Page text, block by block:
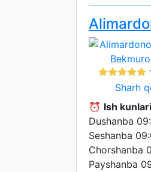
Sharh
⏰ Ish
Dushanba
Seshanba
Chorshanba
Payshanba